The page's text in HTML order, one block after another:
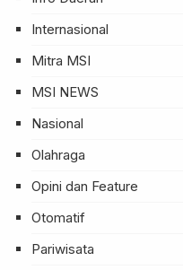
Internasional
Mitra MSI
MSI NEWS
Nasional
Olahraga
Opini dan Feature
Otomatif
Pariwisata